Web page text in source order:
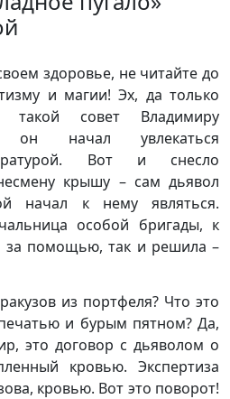
здоровье, не читайте до
и магии! Эх, да только
совет Владимиру
он начал увлекаться
Вот и снесло
крышу – сам дьявол
начал к нему являться.
особой бригады, к
за помощью, так и решила –
из портфеля? Что это
и бурым пятном? Да,
это договор с дьяволом о
кровью. Экспертиза
кровью. Вот это поворот!